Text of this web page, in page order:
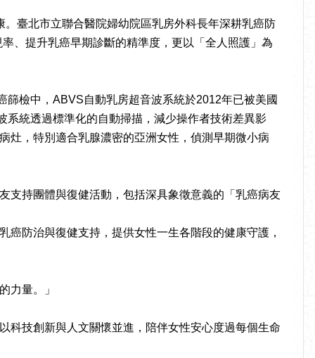
臺北市立聯合醫院婦幼院區乳房外科長年深耕乳癌防
、提升乳癌早期診斷的精準度，更以「全人照護」為
檢中，ABVS自動乳房超音波系統於2012年已被美國
統透過標準化的自動掃描，減少操作者技術差異影
灶，特別適合乳腺濃密的亞洲女性，偵測早期微小病
支持團體與復健活動，包括深具象徵意義的「乳癌病友
防治與復健支持，提供女性一生各階段的健康守護，
力量。」
科技創新與人文關懷並進，陪伴女性安心度過每個生命